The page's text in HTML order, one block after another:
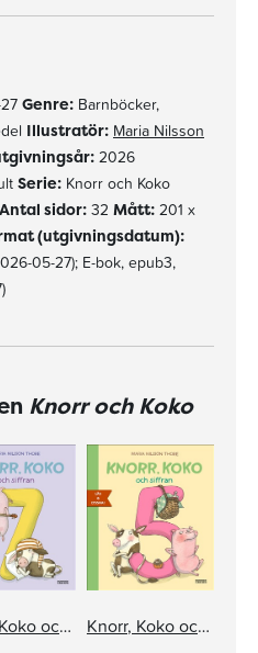
Genre: Barnböcker,
Illustratör: Maria Nilsson
2026
Serie: Knorr och Koko
Antal sidor: 32 Mått: 201 x
(utgivningsdatum):
05-27); E-bok, epub3,
Knorr och Koko
Knorr, Koko och siffran 7 Knorr, Koko och siffran 5